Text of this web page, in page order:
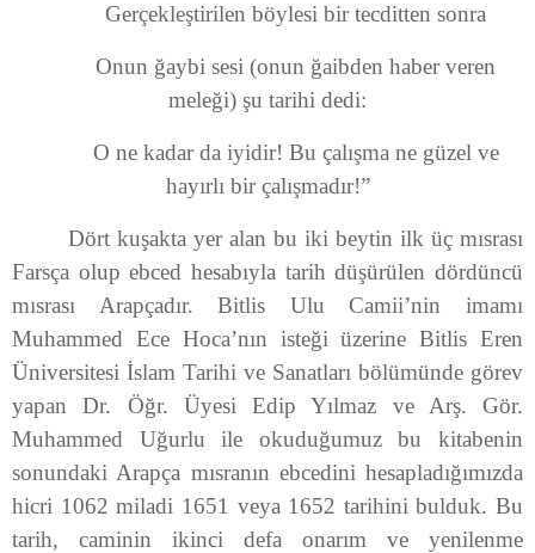
Gerçekleştirilen böylesi bir tecditten sonra
Onun ğaybi sesi (onun ğaibden haber veren
meleği) şu tarihi dedi:
O ne kadar da iyidir! Bu çalışma ne güzel ve
hayırlı bir çalışmadır!”
Dört kuşakta yer alan bu iki beytin ilk üç mısrası
Farsça olup ebced hesabıyla tarih düşürülen dördüncü
mısrası Arapçadır. Bitlis Ulu Camii’nin imamı
Muhammed Ece Hoca’nın isteği üzerine Bitlis Eren
Üniversitesi İslam Tarihi ve Sanatları bölümünde görev
yapan Dr. Öğr. Üyesi Edip Yılmaz ve Arş. Gör.
Muhammed Uğurlu ile okuduğumuz bu kitabenin
sonundaki Arapça mısranın ebcedini hesapladığımızda
hicri 1062 miladi 1651 veya 1652 tarihini bulduk. Bu
tarih, caminin ikinci defa onarım ve yenilenme